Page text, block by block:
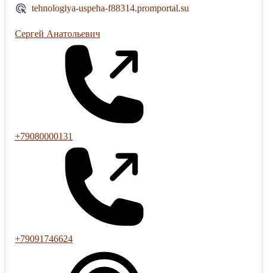
tehnologiya-uspeha-f88314.promportal.su
Сергей Анатольевич
+79080000131
+79091746624